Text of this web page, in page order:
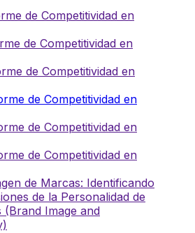
de Competitividad en
de Competitividad en
de Competitividad en
de Competitividad en
de Competitividad en
de Competitividad en
de Marcas: Identificando
de la Personalidad de
(Brand Image and